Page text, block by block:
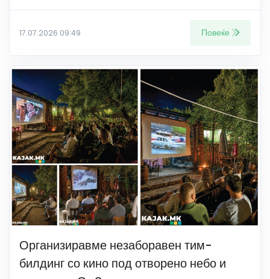
17.07.2026 09:49 Повеќе
Организиравме незаборавен тим-
билдинг со кино под отворено небо и